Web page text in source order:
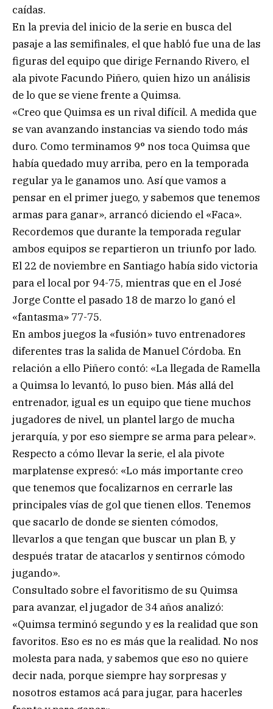
caídas.
En la previa del inicio de la serie en busca del
pasaje a las semifinales, el que habló fue una de las
figuras del equipo que dirige Fernando Rivero, el
ala pivote Facundo Piñero, quien hizo un análisis
de lo que se viene frente a Quimsa.
«Creo que Quimsa es un rival difícil. A medida que
se van avanzando instancias va siendo todo más
duro. Como terminamos 9° nos toca Quimsa que
había quedado muy arriba, pero en la temporada
regular ya le ganamos uno. Así que vamos a
pensar en el primer juego, y sabemos que tenemos
armas para ganar», arrancó diciendo el «Faca».
Recordemos que durante la temporada regular
ambos equipos se repartieron un triunfo por lado.
El 22 de noviembre en Santiago había sido victoria
para el local por 94-75, mientras que en el José
Jorge Contte el pasado 18 de marzo lo ganó el
«fantasma» 77-75.
En ambos juegos la «fusión» tuvo entrenadores
diferentes tras la salida de Manuel Córdoba. En
relación a ello Piñero contó: «La llegada de Ramella
a Quimsa lo levantó, lo puso bien. Más allá del
entrenador, igual es un equipo que tiene muchos
jugadores de nivel, un plantel largo de mucha
jerarquía, y por eso siempre se arma para pelear».
Respecto a cómo llevar la serie, el ala pivote
marplatense expresó: «Lo más importante creo
que tenemos que focalizarnos en cerrarle las
principales vías de gol que tienen ellos. Tenemos
que sacarlo de donde se sienten cómodos,
llevarlos a que tengan que buscar un plan B, y
después tratar de atacarlos y sentirnos cómodo
jugando».
Consultado sobre el favoritismo de su Quimsa
para avanzar, el jugador de 34 años analizó:
«Quimsa terminó segundo y es la realidad que son
favoritos. Eso es no es más que la realidad. No nos
molesta para nada, y sabemos que eso no quiere
decir nada, porque siempre hay sorpresas y
nosotros estamos acá para jugar, para hacerles